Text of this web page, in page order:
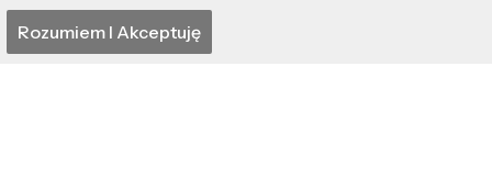
O czerniaku w wielkim
Rozumiem I Akceptuję